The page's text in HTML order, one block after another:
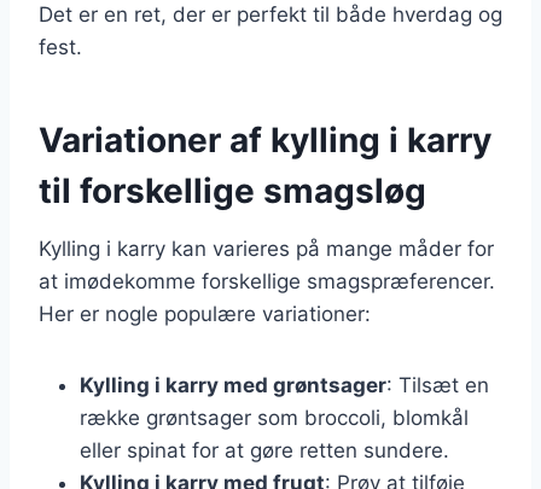
Det er en ret, der er perfekt til både hverdag og
fest.
Variationer af kylling i karry
til forskellige smagsløg
Kylling i karry kan varieres på mange måder for
at imødekomme forskellige smagspræferencer.
Her er nogle populære variationer:
Kylling i karry med grøntsager: Tilsæt en
række grøntsager som broccoli, blomkål
eller spinat for at gøre retten sundere.
Kylling i karry med frugt: Prøv at tilføje